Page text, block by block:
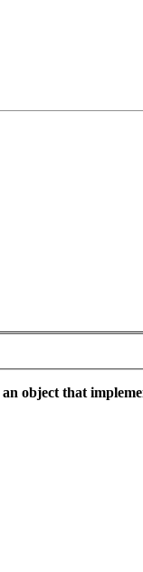
object that